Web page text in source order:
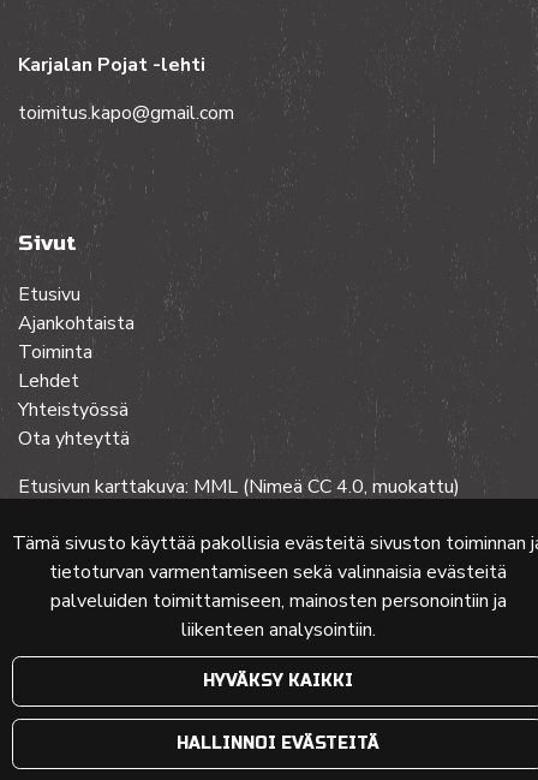
Tämä sivusto käyttää pakollisia evästeitä sivuston toiminnan
tietoturvan varmentamiseen sekä valinnaisia evästeitä
palveluiden toimittamiseen, mainosten personointiin ja
liikenteen analysointiin.
HYVÄKSY KAIKKI
HALLINNOI EVÄSTEITÄ
Karjalan Pojat -lehti
toimitus.kapo@gmail.com
Sivut
Etusivu
Ajankohtaista
Toiminta
Lehdet
Yhteistyössä
Ota yhteyttä
Etusivun karttakuva: MML (Nimeä CC 4.0, muokattu)
© 2024 PKMT | VerkkosivuatFlow Oy